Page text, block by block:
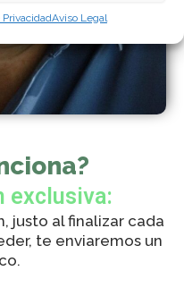
Aviso Legal
exclusiva:
justo al finalizar cada
te enviaremos un